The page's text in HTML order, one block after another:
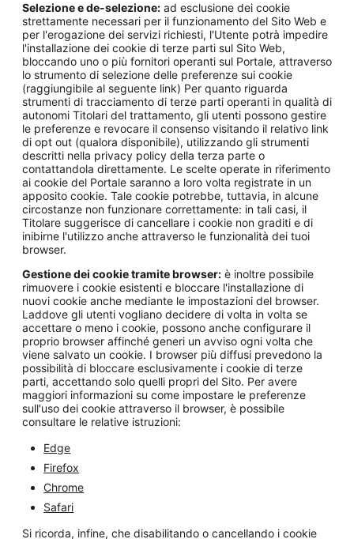
Selezione e de-selezione: ad esclusione dei cookie
strettamente necessari per il funzionamento del Sito Web e
per l'erogazione dei servizi richiesti, l'Utente potrà impedire
l'installazione dei cookie di terze parti sul Sito Web,
bloccando uno o più fornitori operanti sul Portale, attraverso
lo strumento di selezione delle preferenze sui cookie
(raggiungibile al seguente link) Per quanto riguarda
strumenti di tracciamento di terze parti operanti in qualità di
autonomi Titolari del trattamento, gli utenti possono gestire
le preferenze e revocare il consenso visitando il relativo link
di opt out (qualora disponibile), utilizzando gli strumenti
descritti nella privacy policy della terza parte o
contattandola direttamente. Le scelte operate in riferimento
ai cookie del Portale saranno a loro volta registrate in un
apposito cookie. Tale cookie potrebbe, tuttavia, in alcune
circostanze non funzionare correttamente: in tali casi, il
Titolare suggerisce di cancellare i cookie non graditi e di
inibirne l'utilizzo anche attraverso le funzionalità dei tuoi
browser.
Gestione dei cookie tramite browser: è inoltre possibile
rimuovere i cookie esistenti e bloccare l'installazione di
nuovi cookie anche mediante le impostazioni del browser.
Laddove gli utenti vogliano decidere di volta in volta se
accettare o meno i cookie, possono anche configurare il
proprio browser affinché generi un avviso ogni volta che
viene salvato un cookie. I browser più diffusi prevedono la
possibilità di bloccare esclusivamente i cookie di terze
parti, accettando solo quelli propri del Sito. Per avere
maggiori informazioni su come impostare le preferenze
sull'uso dei cookie attraverso il browser, è possibile
consultare le relative istruzioni:
Edge
Firefox
Chrome
Safari
Si ricorda, infine, che disabilitando o cancellando i cookie